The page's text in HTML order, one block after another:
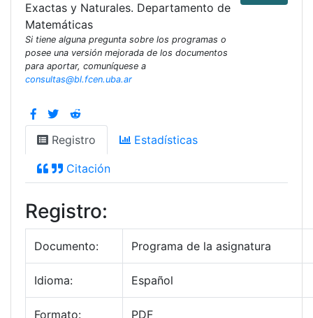
Exactas y Naturales. Departamento de
Matemáticas
Si tiene alguna pregunta sobre los programas o
posee una versión mejorada de los documentos
para aportar, comuníquese a
consultas@bl.fcen.uba.ar
Registro Estadísticas
Citación
Registro:
Documento: Programa de la asignatura
Idioma: Español
Formato: PDF